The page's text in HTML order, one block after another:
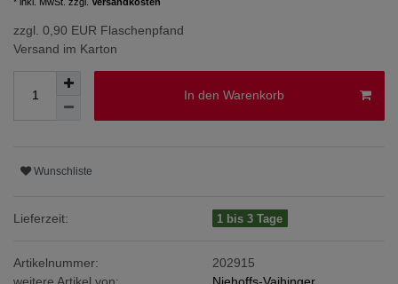
zzgl. 0,90 EUR Flaschenpfand
Versand im Karton
In den Warenkorb
Wunschliste
Lieferzeit: 1 bis 3 Tage
Artikelnummer:
202915
weitere Artikel von:
Niehoffs-Vaihinger